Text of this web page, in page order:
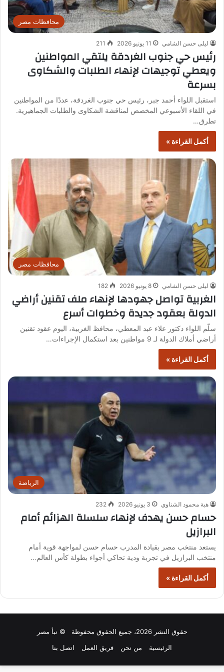
محافظات مصر
ليلى حسن الشامي 11 يونيو 2026 211
رئيس حي جنوب الغردقة يلتقي المواطنين
ويعطي توجيهات لإنهاء الطلبات والشكاوى
بسرعة
استقبل اللواء أحمد جبر، رئيس حي جنوب الغردقة، عددًا من المواطنين
في اللقاء الأسبوعي المخصص لمناقشة الشكاوى والطلبات الجماهيرية.
تطرق…
أكمل القراءة »
محافظات مصر
ليلى حسن الشامي 8 يونيو 2026 182
الغربية تواصل جهودها لإنهاء ملف تقنين أراضي
الدولة بعقود جديدة وخطوات أسرع
سلّم اللواء دكتور علاء عبد المعطي، محافظ الغربية، اليوم عقود تقنين
أراضي أملاك الدولة لـ 9 مواطنين بعد استكمال الإجراءات…
أكمل القراءة »
الرياضة
هبة محمود الشناوي 3 يونيو 2026 232
حسام حسن يهدف لإنهاء سلسلة الهزائم أمام
البرازيل
يستعد منتخب مصر بقيادة المدرب حسام حسن لمواجهة قوية أمام
منتخب البرازيل في تجربة ودية تحاكي أجواء بطولة كأس العالم…
أكمل القراءة »
حقوق النشر 2026، جميع الحقوق محفوظة © نبأ مصر
الرئيسية
من نحن فريق العمل اتصل بنا